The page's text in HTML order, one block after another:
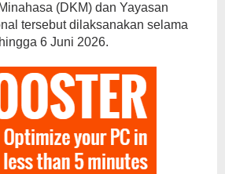
(DKM) dan Yayasan
tersebut dilaksanakan selama
6 Juni 2026.